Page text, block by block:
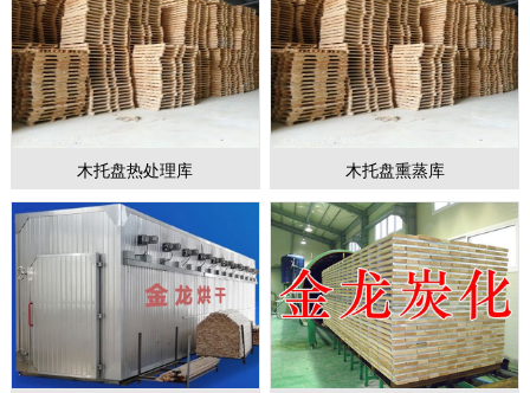
木托盘热处理库 木托盘熏蒸库